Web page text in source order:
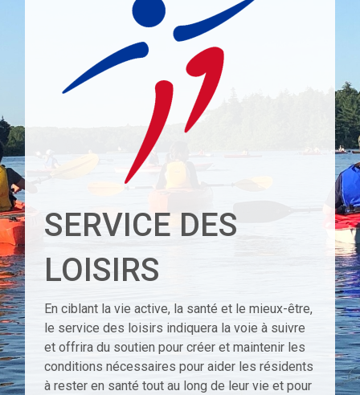
SERVICE DES
LOISIRS
En ciblant la vie active, la santé et le mieux-être,
le service des loisirs indiquera la voie à suivre
et offrira du soutien pour créer et maintenir les
conditions nécessaires pour aider les résidents
à rester en santé tout au long de leur vie et pour